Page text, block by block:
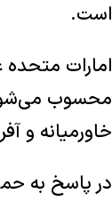
است.
امارات
محسوب
خاورمیانه و
در پاسخ به